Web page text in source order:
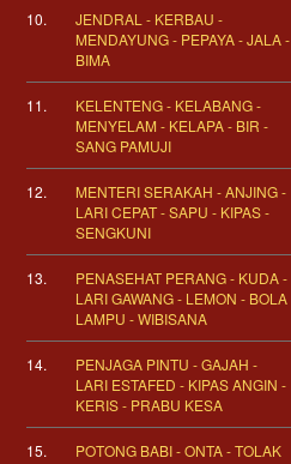
10.
JENDRAL - KERBAU -
MENDAYUNG - PEPAYA - JALA -
BIMA
11.
KELENTENG - KELABANG -
MENYELAM - KELAPA - BIR -
SANG PAMUJI
12.
MENTERI SERAKAH - ANJING -
LARI CEPAT - SAPU - KIPAS -
SENGKUNI
13.
PENASEHAT PERANG - KUDA -
LARI GAWANG - LEMON - BOLA
LAMPU - WIBISANA
14.
PENJAGA PINTU - GAJAH -
LARI ESTAFED - KIPAS ANGIN -
KERIS - PRABU KESA
15.
POTONG BABI - ONTA - TOLAK